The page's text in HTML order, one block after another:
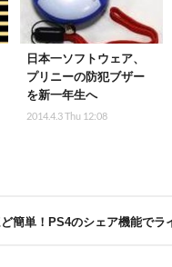
日本一ソフトウェア、
プリニーの防犯ブザー
を新一年生へ
2014.4.3 Thu 12:08
ど簡単！PS4のシェア機能でラ